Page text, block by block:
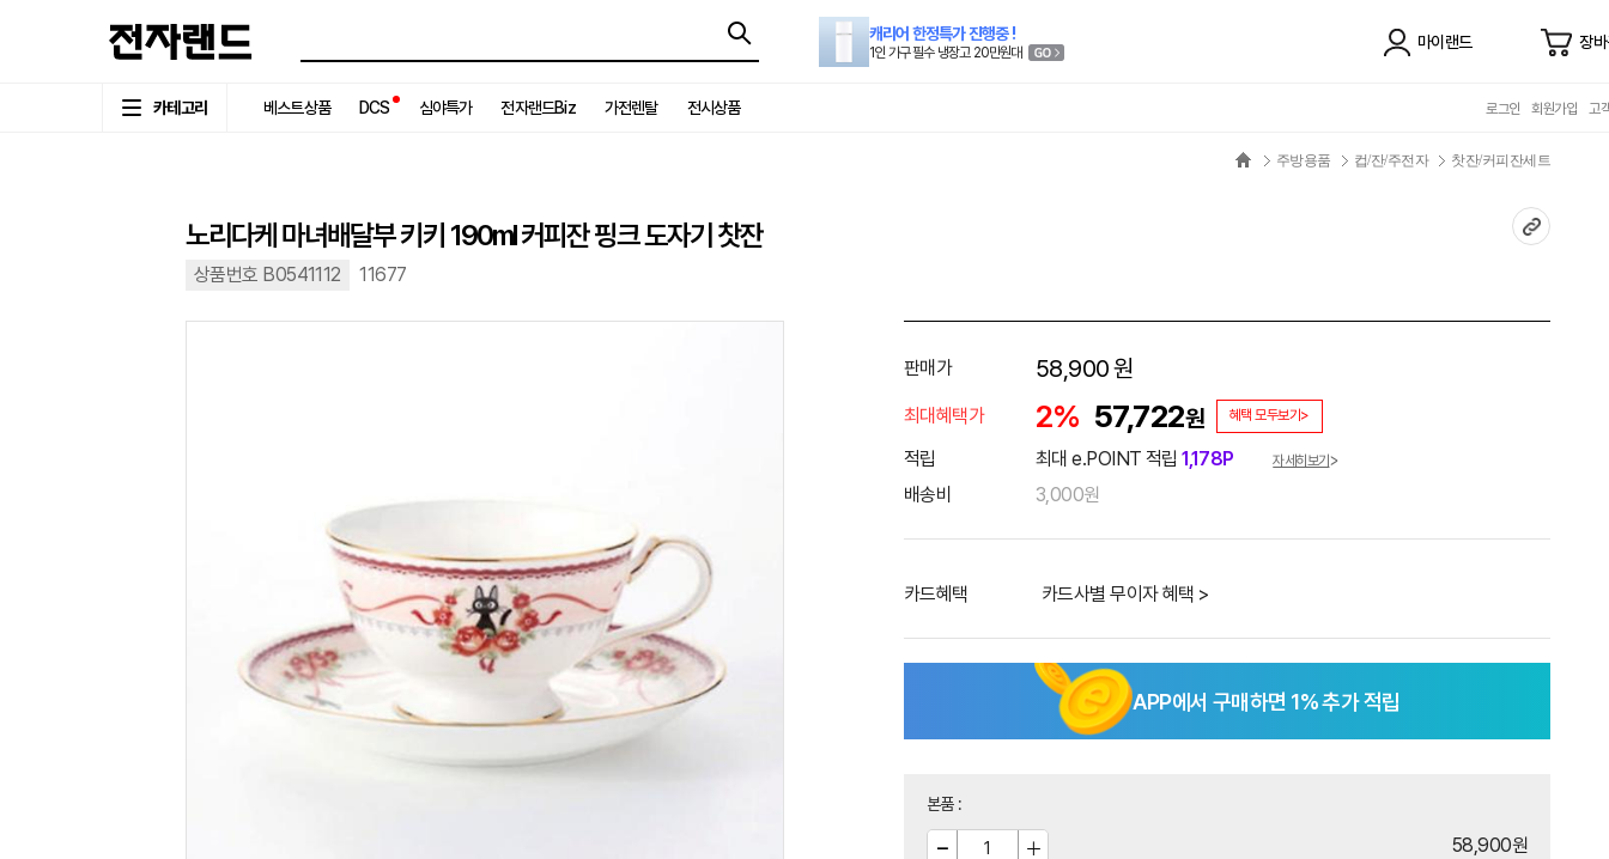
캐리어 한정특가 진행중 !
1인 가구 필수 냉장고 20만원대
마이랜드 장
카테고리 베스트상품 DCS 심야특가 전자랜드Biz 가전렌탈 전시상품 로그인 회원가입 고
주방용품 컵/잔/주전자 찻잔/커피잔세트
노리다케 마녀배달부 키키 190ml 커피잔 핑크 도자기 찻잔
상품번호 B0541112 11677
판매가 58,900원
최대혜택가 2% 57,722원 혜택 모두보기>
적립 최대 e.POINT 적립1,178P 자세히보기
배송비 3,000원
카드혜택 카드사별 무이자 혜택 >
APP에서 구매하면 1% 추가 적립
본품:
58,900원